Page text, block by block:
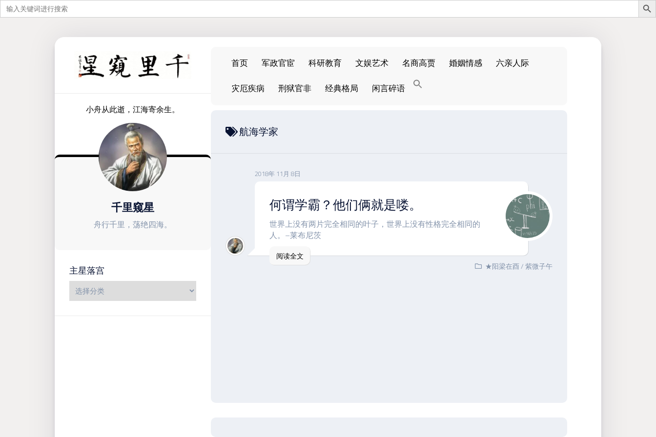
搜
索：
小舟从此逝，江海寄余生。
千里窥星
舟行千里，荡绝四海。
主星落宫
首页 军政官宦 科研教育 文娱艺术 名商高贾 婚姻情感
六亲人际
灾厄疾病
刑狱官非 经典格局 闲言碎语
航海学家
2018年 11月 8日
何谓学霸？他们俩就是喽。
世界上没有两片完全相同的叶子，世界上没有性格完全相同的
人。–莱布尼茨
阅读全文
★阳梁在酉/紫微子午